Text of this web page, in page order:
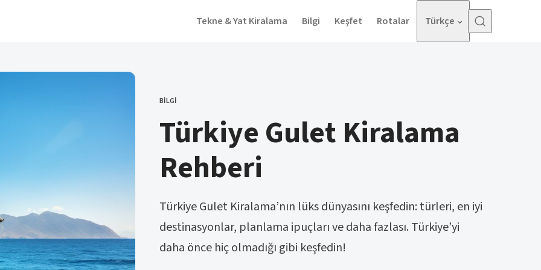
Tekne & Yat Kiralama Bilgi Keşfet Rotalar Türkçe
CATEGORY
BILGI
Türkiye Gulet Kiralama
Rehberi
Türkiye Gulet Kiralama’nın lüks dünyasını keşfedin: türleri, en iyi
destinasyonlar, planlama ipuçları ve daha fazlası. Türkiye’yi
daha önce hiç olmadığı gibi keşfedin!